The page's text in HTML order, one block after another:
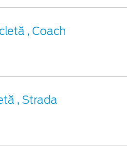
, Coach
, Strada